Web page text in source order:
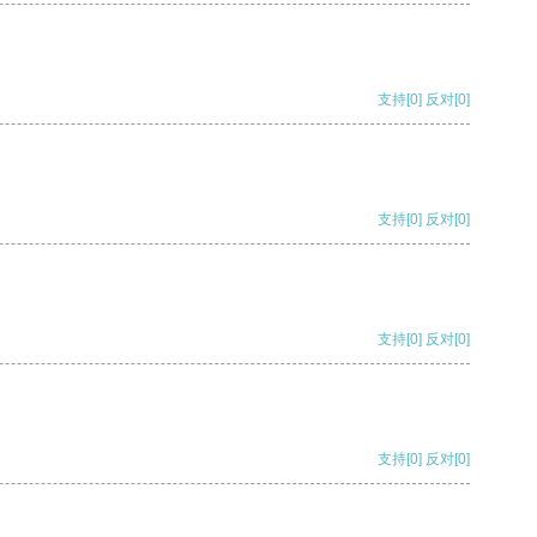
支持[0] 反对[0]
支持[0] 反对[0]
支持[0] 反对[0]
支持[0] 反对[0]